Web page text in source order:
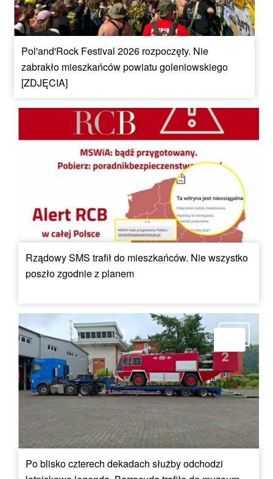
Pol'and'Rock Festival 2026 rozpoczęty. Nie
zabrakło mieszkańców powiatu goleniowskiego
[ZDJĘCIA]
Rządowy SMS trafił do mieszkańców. Nie wszystko
poszło zgodnie z planem
Po blisko czterech dekadach służby odchodzi